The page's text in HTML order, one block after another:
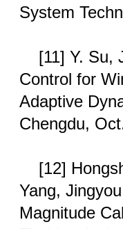
System
[11] Y. Su,
Control for
Adaptive
Chengdu,
[12]
Yang,
Magnitude